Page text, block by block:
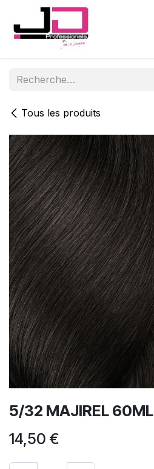
Se rendre au contenu
Tous les produits
5/32 MAJIREL 60ML
14,50 €